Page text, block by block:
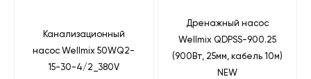
Канализационный
насос Wellmix 50WQ2-
15-30-4/2_380V
Дренажный насос
Wellmix QDPSS-900.25
(900Вт, 25мм, кабель 10м)
NEW